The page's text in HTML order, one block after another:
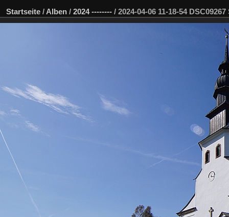
Startseite / Alben / 2024 -------- / 2024-04-06 11-18-54